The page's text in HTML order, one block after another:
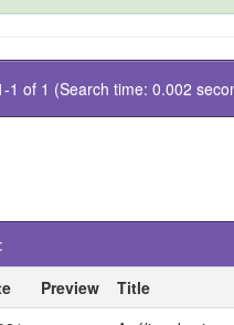
1 of 1 (Search time: 0.002
Preview Title